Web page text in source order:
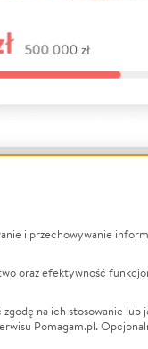
i przechowywanie
oraz efektywność
na ich stosowanie lub
Pomagam.pl.